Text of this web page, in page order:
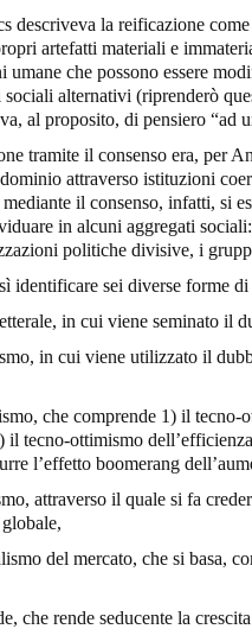
descriveva la reificazione
artefatti materiali e
umane che possono essere
alternativi (riprenderò
al proposito, di pensiero “ad
tramite il consenso era, per
attraverso istituzioni
il consenso, infatti, si
in alcuni aggregati
politiche divisive, i
identificare sei diverse forme
in cui viene seminato il
in cui viene utilizzato il
che comprende 1) il
il tecno-ottimismo
l’effetto boomerang
attraverso il quale si fa
del mercato, che si basa,
che rende seducente la